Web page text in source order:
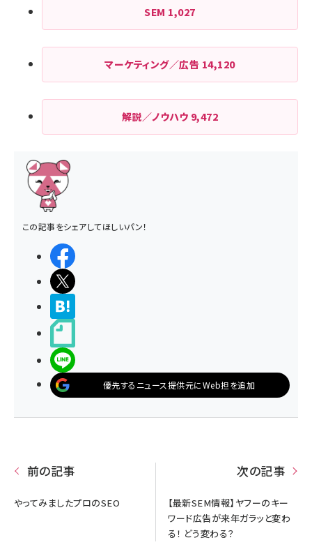
SEM 1,027
マーケティング／広告 14,120
解説／ノウハウ 9,472
この記事をシェアしてほしいパン！
優先するニュース提供元にWeb担を追加
前の記事
やってみましたプロのSEO
次の記事
【最新SEM情報】ヤフーのキー
ワード広告が来年ガラッと変わ
る！ どう変わる？